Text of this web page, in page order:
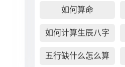
表
如何算命
如何计算生辰八字
五行缺什么怎么算